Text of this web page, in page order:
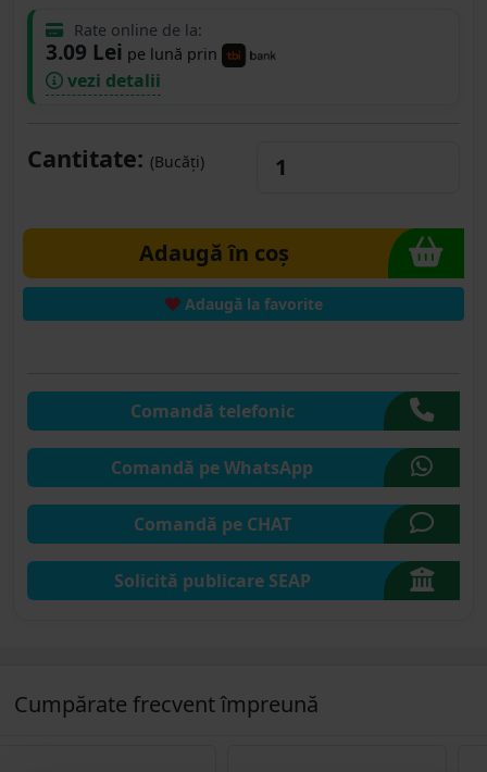
Rate online de la:
3.09 Lei pe lună prin
vezi detalii
Cantitate: (Bucăți)
Adaugă în coș
Adaugă la favorite
Comandă telefonic
Comandă pe WhatsApp
Comandă pe CHAT
Solicită publicare SEAP
Cumpărate frecvent împreună